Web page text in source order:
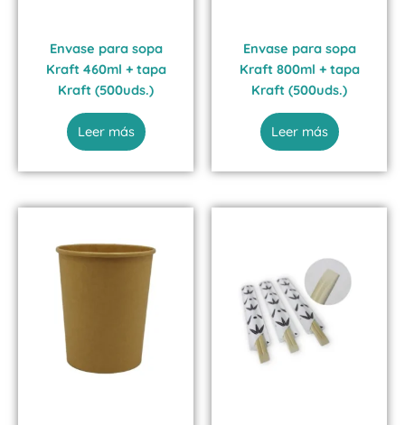
Envase para sopa
Kraft 460ml + tapa
Kraft (500uds.)
Leer más
Envase para sopa
Kraft 800ml + tapa
Kraft (500uds.)
Leer más